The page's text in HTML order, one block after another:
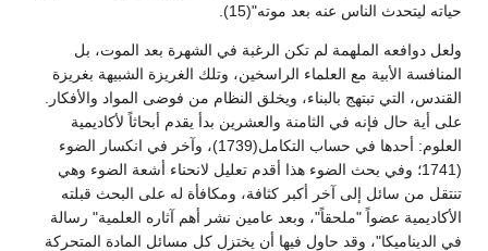
حياته ليتحدث الناس عنه بعد موته"(15).
ولعل دوافعه الملهمة لم تكن الرغبة في الشهرة بعد الموت، بل
المنافسة الأبية مع العلماء الراسخين، وتلك الغريزة الشبيهة بغريزة
القندس، التي تبتهج بالبناء، ويخلق النظام من فوضى المواد والأفكار.
على أية حال فإنه في الثامنة والعشرين بدأ يقدم أبحاثاً لأكاديمية
العلوم: أحدها في حساب التكامل(1739)، وآخر في انكسار الضوء
(1741؛ وفي بحث الضوء هذا أقدم تعليل لانحناء أشعة الضوء وهي
تنتقل من سائل إلى آخر أكبر كثافة، ومكافأة له على البحث قبلته
الأكاديمية عضواً "ملحقاً"، وبعد عامين نشر أهم آثاره العلمية" رسالة
في الديناميكا"، وقد حاول فيها أن يختزل كل مسائل المادة المتحركة